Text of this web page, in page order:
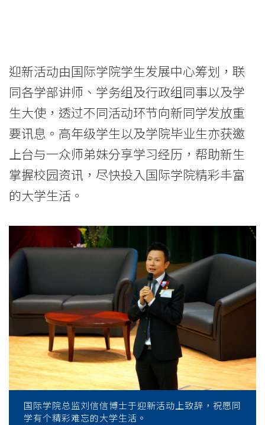
迎新活动由国际学院学生发展中心筹划，联
同各学部讲师、学务组及行政组同事以及学
生大使，透过不同活动环节向新同学发放重
要讯息。高年级学生以及学院毕业生亦获邀
上台与一众师弟妹分享学习经历，帮助新生
掌握校园资讯，尽快投入国际学院精彩丰富
的大学生活。
国际学院总监刘信信博士于迎新活动上致辞，祝愿同
学有个精彩难忘的大学生活。